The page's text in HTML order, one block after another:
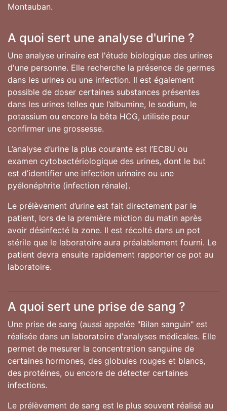
Montauban.
A quoi sert une analyse d'urine ?
Une analyse urinaire est l'étude biologique des urines
d'une personne. Elle recherche la présence de germes
dans les urines ou une infection. Il est également
possible de doser certaines substances présentes
dans les urines telles que l’albumine, le sodium, le
potassium ou encore la bêta HCG, utilisée pour
confirmer une grossesse.
L’analyse d’urine la plus courante est l’ECBU ou
examen cytobactériologique des urines, dont le but
est d’identifier une infection urinaire ou une
pyélonéphrite (infection rénale).
Le prélèvement d’urine est fait directement par le
patient, lors de la première miction du matin après
avoir désinfecté la zone. Il est récolté dans un pot
stérile que le laboratoire aura préalablement fourni. Le
patient devra ensuite rapidement rapporter ce pot au
laboratoire.
A quoi sert une prise de sang ?
Une prise de sang (aussi appelée "Bilan sanguin" est
réalisée dans un laboratoire d'analyses médicales. Elle
permet de mesurer la concentration sanguine de
certaines hormones, des globules rouges et blancs,
des protéines, ou encore de détecter certaines
infections.
Le prélèvement de sang est le plus souvent réalisé au